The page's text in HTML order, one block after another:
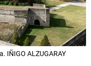
IÑIGO ALZUGARAY